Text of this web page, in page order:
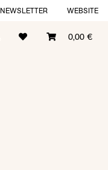
NEWSLETTER WEBSITE
0,00 €